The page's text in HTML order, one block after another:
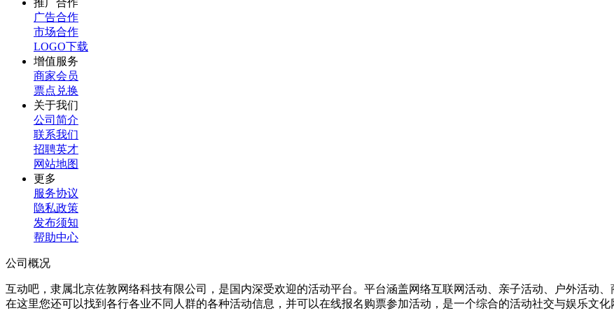
推广合作
广告合作
市场合作
LOGO下载
增值服务
商家会员
票点兑换
关于我们
公司简介
联系我们
招聘英才
网站地图
更多
服务协议
隐私政策
发布须知
帮助中心
公司概况
互动吧，隶属北京佐敦网络科技有限公司，是国内深受欢迎的活动平台。平台涵盖网络互联网活动、亲子活动、户外活动
在这里您还可以找到各行各业不同人群的各种活动信息，并可以在线报名购票参加活动，是一个综合的活动社交与娱乐文化